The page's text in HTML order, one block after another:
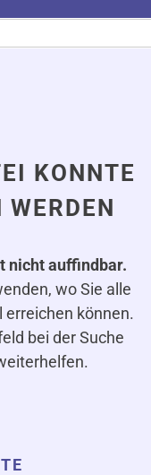
KONNTE
WERDEN
nicht auffindbar.
wo Sie alle
können.
bei der Suche